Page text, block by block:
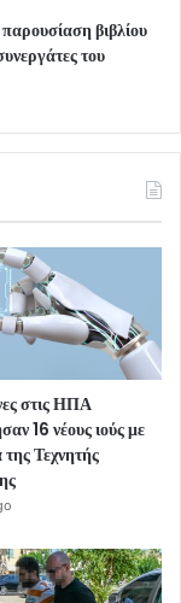
βιβλίου
του
στις ΗΠΑ
16 νέους ιούς με
της Τεχνητής